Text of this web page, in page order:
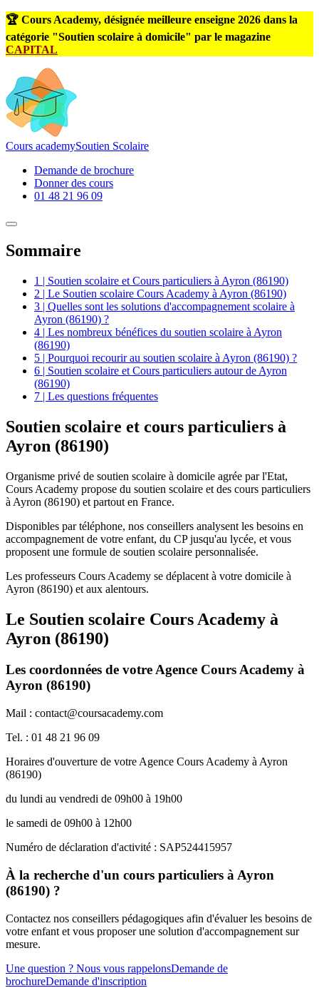
🏆 Cours Academy, désignée meilleure enseigne 2026 dans la
catégorie "Soutien scolaire à domicile" par le magazine
CAPITAL
Cours academySoutien Scolaire
Demande de brochure
Donner des cours
01 48 21 96 09
Sommaire
1 | Soutien scolaire et Cours particuliers à Ayron (86190)
2 | Le Soutien scolaire Cours Academy à Ayron (86190)
3 | Quelles sont les solutions d'accompagnement scolaire à
Ayron (86190) ?
4 | Les nombreux bénéfices du soutien scolaire à Ayron
(86190)
5 | Pourquoi recourir au soutien scolaire à Ayron (86190) ?
6 | Soutien scolaire et Cours particuliers autour de Ayron
(86190)
7 | Les questions fréquentes
Soutien scolaire et cours particuliers à
Ayron (86190)
Organisme privé de soutien scolaire à domicile agrée par l'Etat,
Cours Academy propose du soutien scolaire et des cours particuliers
à Ayron (86190) et partout en France.
Disponibles par téléphone, nos conseillers analysent les besoins en
accompagnement de votre enfant, du CP jusqu'au lycée, et vous
proposent une formule de soutien scolaire personnalisée.
Les professeurs Cours Academy se déplacent à votre domicile à
Ayron (86190) et aux alentours.
Le Soutien scolaire Cours Academy à
Ayron (86190)
Les coordonnées de votre Agence Cours Academy à
Ayron (86190)
Mail : contact@coursacademy.com
Tel. : 01 48 21 96 09
Horaires d'ouverture de votre Agence Cours Academy à Ayron
(86190)
du lundi au vendredi de 09h00 à 19h00
le samedi de 09h00 à 12h00
Numéro de déclaration d'activité : SAP524415957
À la recherche d'un cours particuliers à Ayron
(86190) ?
Contactez nos conseillers pédagogiques afin d'évaluer les besoins de
votre enfant et vous proposer une solution d'accompagnement sur
mesure.
Une question ? Nous vous rappelonsDemande de
brochureDemande d'inscription